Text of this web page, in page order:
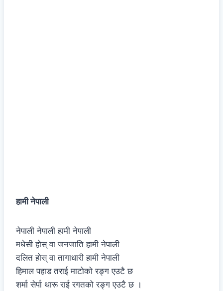
हामी नेपाली
नेपाली नेपाली हामी नेपाली
मधेसी होस् वा जनजाति हामी नेपाली
दलित होस् वा तागाधारी हामी नेपाली
हिमाल पहाड तराई माटोको रङ्ग एउटै छ
शर्मा सेर्पा थारू राई रगतको रङ्ग एउटै छ ।